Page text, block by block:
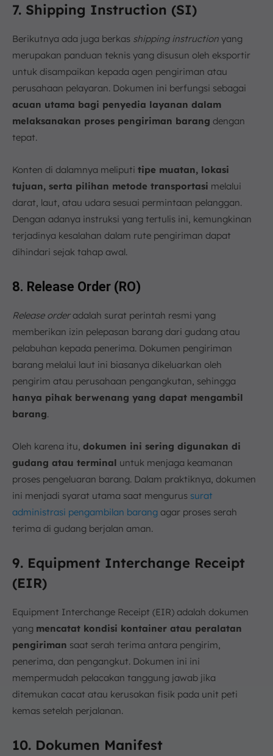
7. Shipping Instruction (SI)
Berikutnya ada juga berkas shipping instruction yang
merupakan panduan teknis yang disusun oleh eksportir
untuk disampaikan kepada agen pengiriman atau
perusahaan pelayaran. Dokumen ini berfungsi sebagai
acuan utama bagi penyedia layanan dalam
melaksanakan proses pengiriman barang dengan
tepat.
Konten di dalamnya meliputi tipe muatan, lokasi
tujuan, serta pilihan metode transportasi melalui
darat, laut, atau udara sesuai permintaan pelanggan.
Dengan adanya instruksi yang tertulis ini, kemungkinan
terjadinya kesalahan dalam rute pengiriman dapat
dihindari sejak tahap awal.
8. Release Order (RO)
Release orderadalah surat perintah resmi yang
memberikan izin pelepasan barang dari gudang atau
pelabuhan kepada penerima. Dokumen pengiriman
barang melalui laut ini biasanya dikeluarkan oleh
pengirim atau perusahaan pengangkutan, sehingga
hanya pihak berwenang yang dapat mengambil
barang.
Oleh karena itu, dokumen ini sering digunakan di
gudang atau terminal untuk menjaga keamanan
proses pengeluaran barang. Dalam praktiknya, dokumen
ini menjadi syarat utama saat mengurus surat
administrasi pengambilan barang agar proses serah
terima di gudang berjalan aman.
9. Equipment Interchange Receipt
(EIR)
Equipment Interchange Receipt (EIR) adalah dokumen
yang mencatat kondisi kontainer atau peralatan
pengiriman saat serah terima antara pengirim,
penerima, dan pengangkut. Dokumen ini ini
mempermudah pelacakan tanggung jawab jika
ditemukan cacat atau kerusakan fisik pada unit peti
kemas setelah perjalanan.
10. Dokumen Manifest